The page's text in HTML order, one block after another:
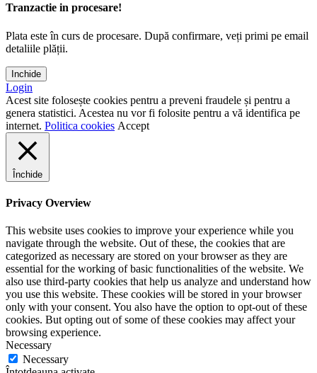
Tranzactie in procesare!
Plata este în curs de procesare. După confirmare, veți primi pe email
detaliile plății.
Inchide
Login
Acest site folosește cookies pentru a preveni fraudele și pentru a
genera statistici. Acestea nu vor fi folosite pentru a vă identifica pe
internet. Politica cookies Accept
Închide
Privacy Overview
This website uses cookies to improve your experience while you
navigate through the website. Out of these, the cookies that are
categorized as necessary are stored on your browser as they are
essential for the working of basic functionalities of the website. We
also use third-party cookies that help us analyze and understand how
you use this website. These cookies will be stored in your browser
only with your consent. You also have the option to opt-out of these
cookies. But opting out of some of these cookies may affect your
browsing experience.
Necessary
Necessary